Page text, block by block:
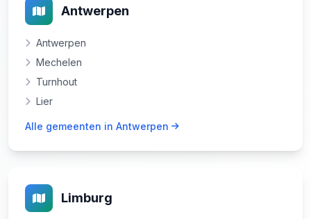
Antwerpen
Antwerpen
Mechelen
Turnhout
Lier
Alle gemeenten in Antwerpen
Limburg